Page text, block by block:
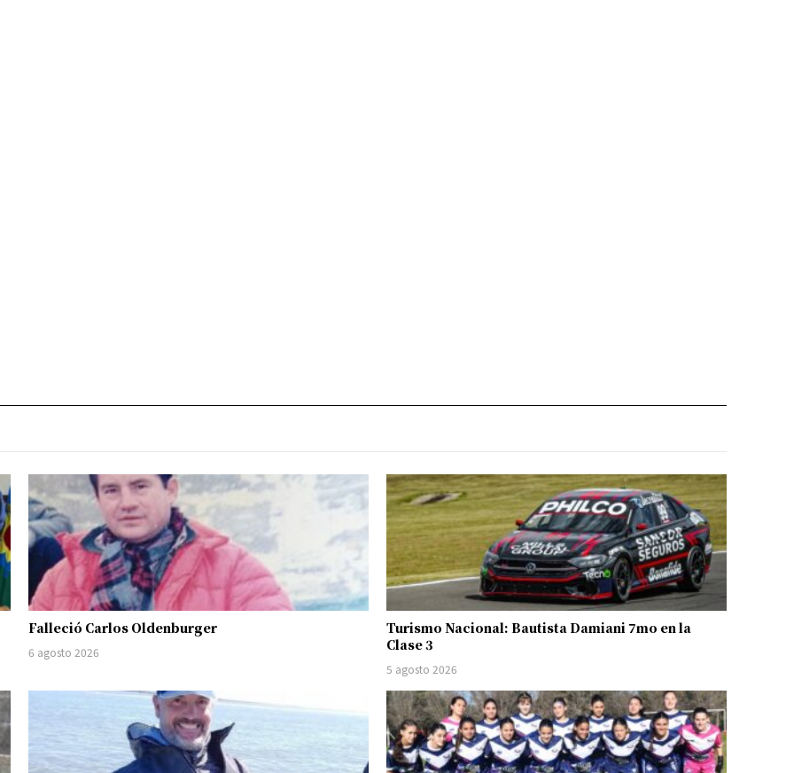
Falleció Carlos Oldenburger
6 agosto 2026
Turismo Nacional: Bautista Damiani 7mo en la
Clase 3
5 agosto 2026